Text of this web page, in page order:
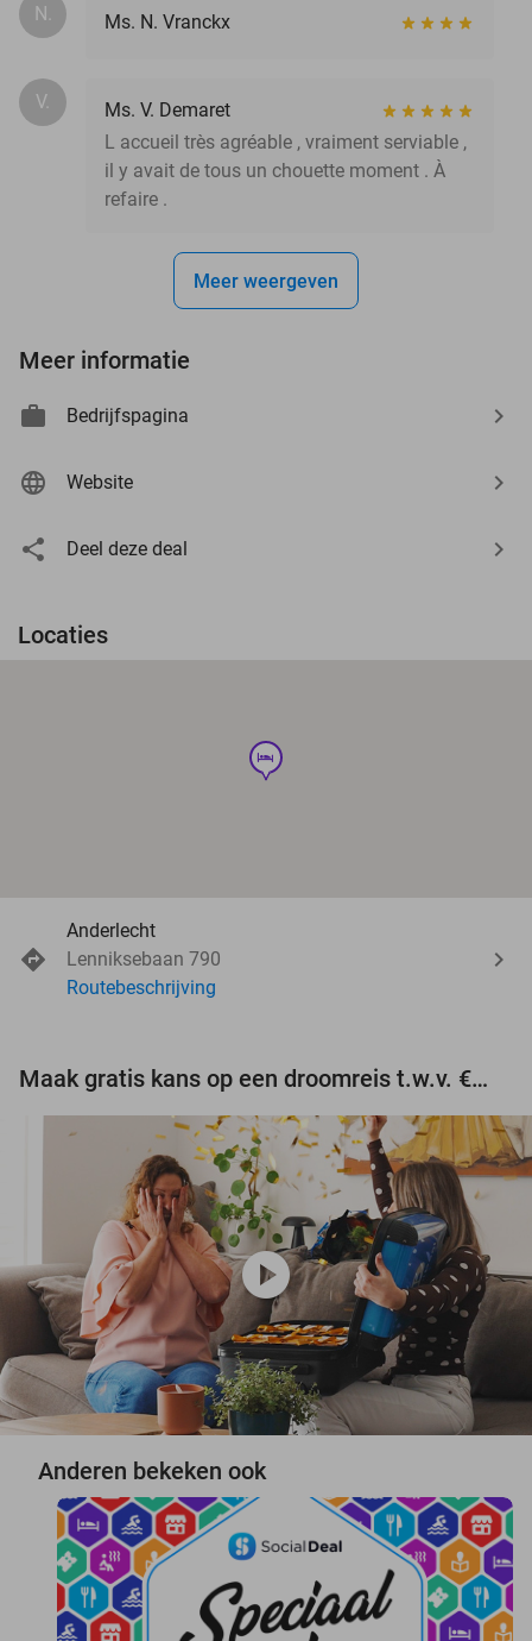
N. Ms. N. Vranckx
V.
Ms. V. Demaret
L accueil très agréable , vraiment serviable ,
il y avait de tous un chouette moment . À
refaire .
Meer weergeven
Meer informatie
Bedrijfspagina
Website
Deel deze deal
Locaties
hotel
Anderlecht
Lenniksebaan 790
Routebeschrijving
Maak gratis kans op een droomreis t.w.v. €3.000!
play_circle
Anderen bekeken ook